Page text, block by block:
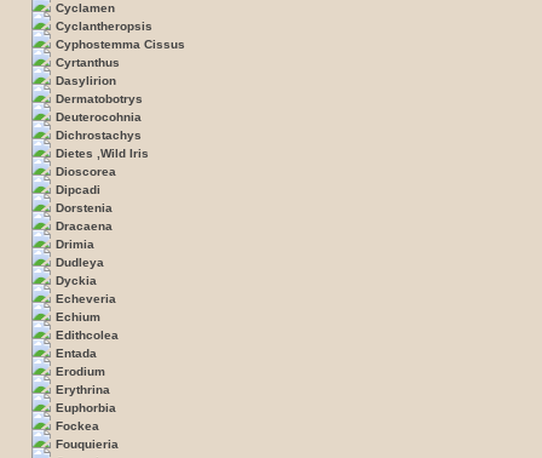
Cyclamen
Cyclantheropsis
Cyphostemma Cissus
Cyrtanthus
Dasylirion
Dermatobotrys
Deuterocohnia
Dichrostachys
Dietes ,Wild Iris
Dioscorea
Dipcadi
Dorstenia
Dracaena
Drimia
Dudleya
Dyckia
Echeveria
Echium
Edithcolea
Entada
Erodium
Erythrina
Euphorbia
Fockea
Fouquieria